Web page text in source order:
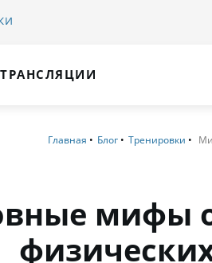
ТРАНСЛЯЦИИ
Главная Блог Тренировки
мифы